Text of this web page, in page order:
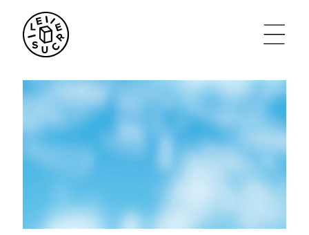
tickets
le sucre max